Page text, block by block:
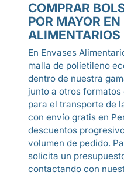
COMPRAR
POR MAYOR
ALIMENTARIOS
En Envases
malla de polietileno
dentro de nuestra
junto a otros formatos
para el transporte de
con envío gratis en
descuentos
volumen de pedido.
solicita un
contactando con